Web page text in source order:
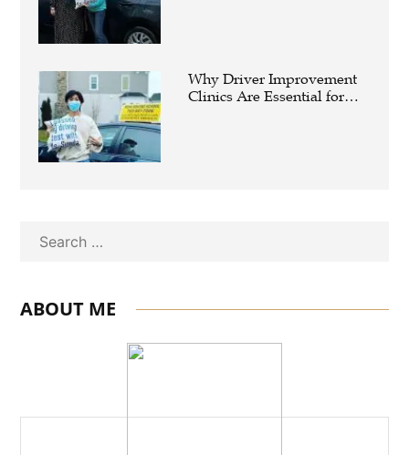
Why Driver Improvement
Clinics Are Essential for
ABOUT ME